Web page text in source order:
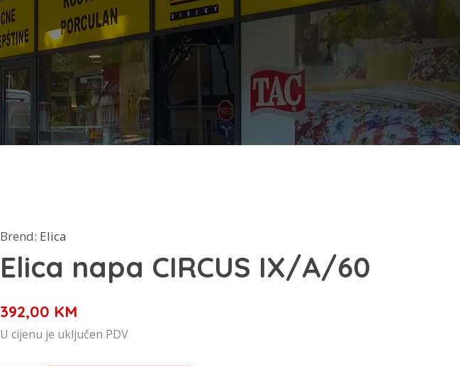
Brend: Elica
Elica napa CIRCUS IX/A/60
392,00 KM
U cijenu je uključen PDV